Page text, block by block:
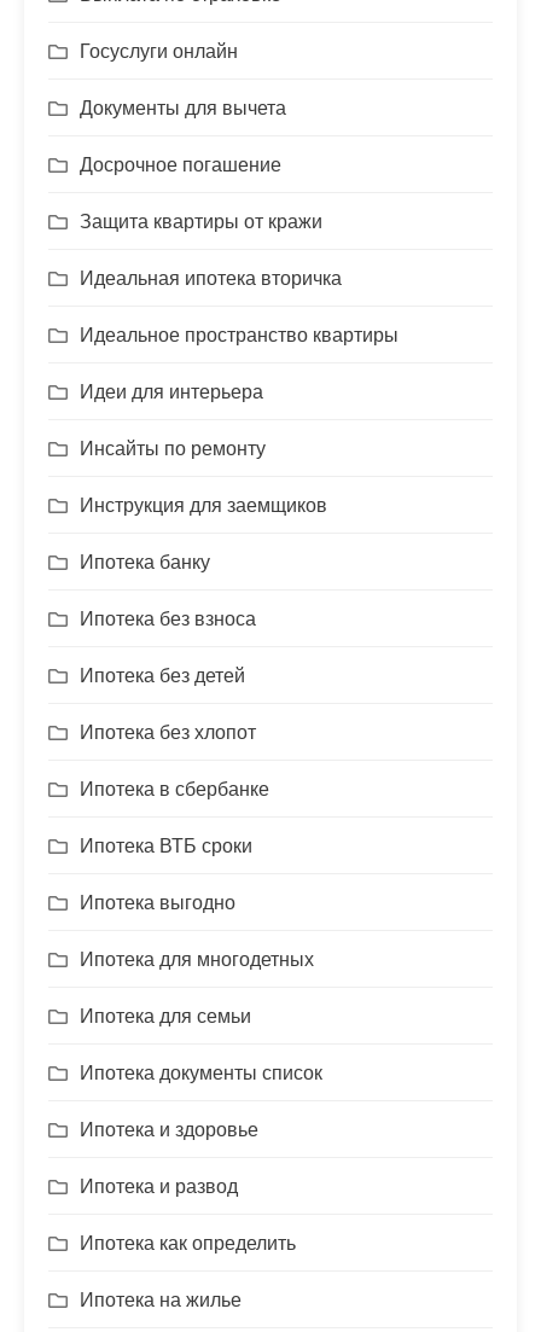
Госуслуги онлайн
Документы для вычета
Досрочное погашение
Защита квартиры от кражи
Идеальная ипотека вторичка
Идеальное пространство квартиры
Идеи для интерьера
Инсайты по ремонту
Инструкция для заемщиков
Ипотека банку
Ипотека без взноса
Ипотека без детей
Ипотека без хлопот
Ипотека в сбербанке
Ипотека ВТБ сроки
Ипотека выгодно
Ипотека для многодетных
Ипотека для семьи
Ипотека документы список
Ипотека и здоровье
Ипотека и развод
Ипотека как определить
Ипотека на жилье